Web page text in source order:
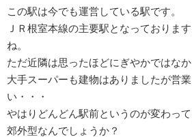
この駅は今でも運営している駅です。
ＪＲ根室本線の主要駅となっておりま
ね。
ただ近隣は思ったほどにぎやかではなか
大手スーパーも建物はありましたが営
い・・・
やはりどんどん駅前というのが変わって
郊外型なんでしょうか？